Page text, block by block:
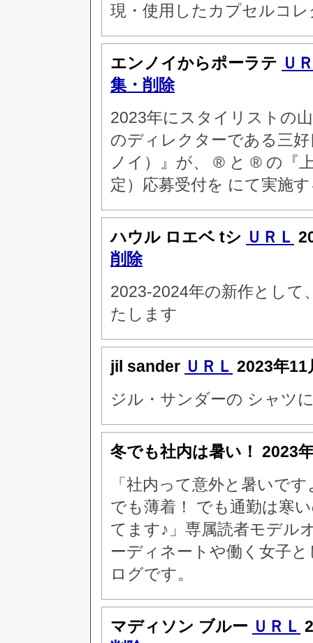
現・使用したカプセルコ
エンノイからポーラテ Ｕ
集・削除
2023年にスタイリストの
のディレクターである三
ノイ）』が、 ® と ® の『
定）応募受付を にて実施
ハウル ロエベ tシ ＵＲＬ
削除
2023-2024年の新作とし
たします
jil sander ＵＲＬ 2023年
ジル・サンダーの シャツ
冬でも社内は暑い！ 2023
「社内って意外と暑いで
でも薄着！ でも通勤は寒
てます♪」専属読者モデル
ーディネートや働く女子
ログです。
マディソン ブルー ＵＲＬ